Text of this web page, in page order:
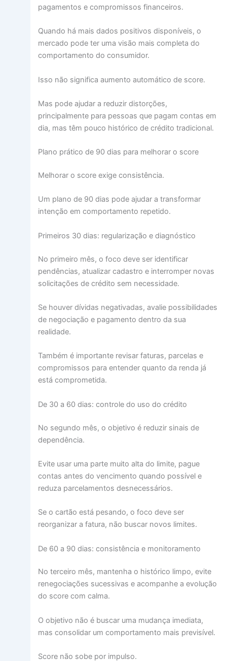
pagamentos e compromissos financeiros.
Quando há mais dados positivos disponíveis, o
mercado pode ter uma visão mais completa do
comportamento do consumidor.
Isso não significa aumento automático de score.
Mas pode ajudar a reduzir distorções,
principalmente para pessoas que pagam contas em
dia, mas têm pouco histórico de crédito tradicional.
Plano prático de 90 dias para melhorar o score
Melhorar o score exige consistência.
Um plano de 90 dias pode ajudar a transformar
intenção em comportamento repetido.
Primeiros 30 dias: regularização e diagnóstico
No primeiro mês, o foco deve ser identificar
pendências, atualizar cadastro e interromper novas
solicitações de crédito sem necessidade.
Se houver dívidas negativadas, avalie possibilidades
de negociação e pagamento dentro da sua
realidade.
Também é importante revisar faturas, parcelas e
compromissos para entender quanto da renda já
está comprometida.
De 30 a 60 dias: controle do uso do crédito
No segundo mês, o objetivo é reduzir sinais de
dependência.
Evite usar uma parte muito alta do limite, pague
contas antes do vencimento quando possível e
reduza parcelamentos desnecessários.
Se o cartão está pesando, o foco deve ser
reorganizar a fatura, não buscar novos limites.
De 60 a 90 dias: consistência e monitoramento
No terceiro mês, mantenha o histórico limpo, evite
renegociações sucessivas e acompanhe a evolução
do score com calma.
O objetivo não é buscar uma mudança imediata,
mas consolidar um comportamento mais previsível.
Score não sobe por impulso.